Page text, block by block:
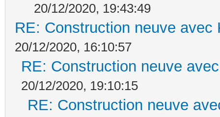
20/12/2020, 19:43:49
RE: Construction neuve avec
20/12/2020, 16:10:57
RE: Construction neuve
20/12/2020, 19:10:15
RE: Construction neuve